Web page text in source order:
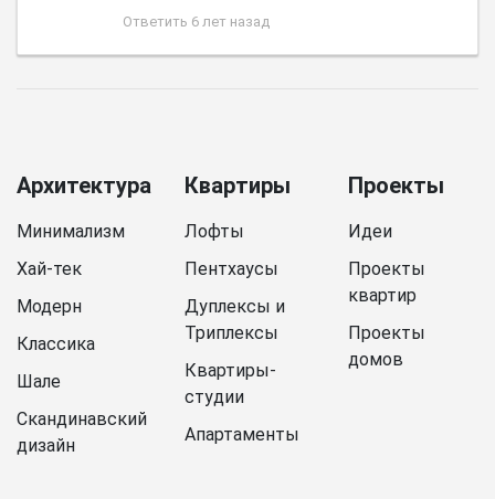
Ответить 6 лет назад
Архитектура
Минимализм
Хай-тек
Модерн
Классика
Шале
Скандинавский
дизайн
Квартиры
Лофты
Пентхаусы
Дуплексы и
Триплексы
Квартиры-
студии
Апартаменты
Проекты
Идеи
Проекты
квартир
Проекты
домов